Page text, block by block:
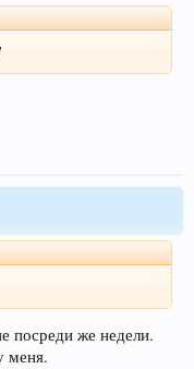
посреди же недели.
меня.